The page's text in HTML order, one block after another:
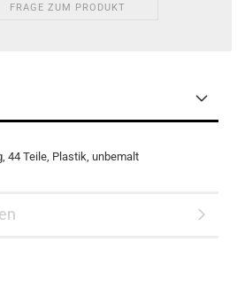
FRAGE ZUM PRODUKT
44 Teile, Plastik, unbemalt